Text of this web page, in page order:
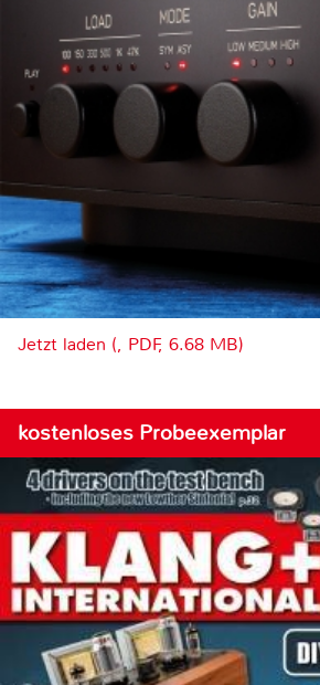
Jetzt laden (, PDF, 6.68 MB)
kostenloses Probeexemplar